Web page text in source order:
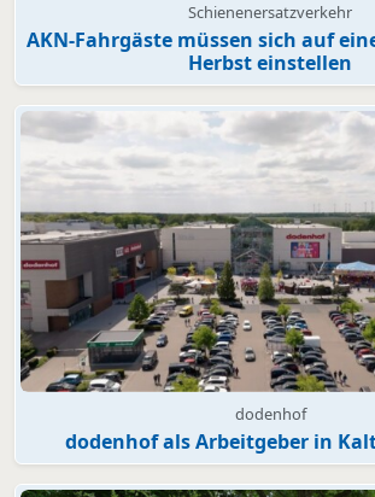
Schienenersatzverkehr
AKN-Fahrgäste müssen sich auf
Herbst einstellen
dodenhof
dodenhof als Arbeitgeber in